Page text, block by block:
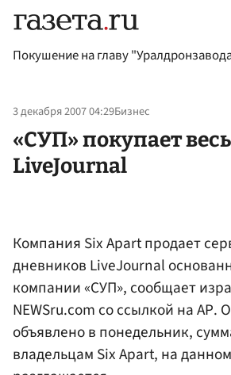
Покушение на главу
3 декабря 2007 04:29Бизнес
«СУП» покупает весь
LiveJournal
Компания Six Apart продает
дневников LiveJournal
компании «СУП», сообщает
NEWSru.com со ссылкой на АР.
объявлено в понедельник,
владельцам Six Apart, на